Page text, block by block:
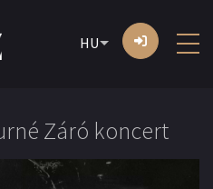
HU
Záró koncert